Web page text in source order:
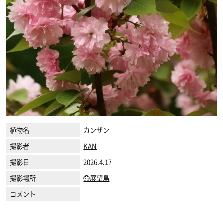
植物名
カンザン
撮影者
KAN
撮影日
2026.4.17
撮影場所
㉕展望島
コメント